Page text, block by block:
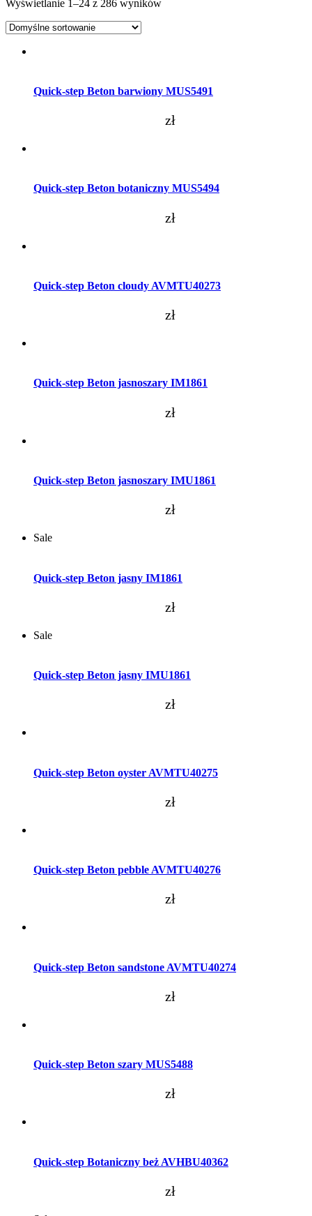
Wyświetlanie 1–24 z 286 wyników
Quick-step Beton barwiony MUS5491
zł
Quick-step Beton botaniczny MUS5494
zł
Quick-step Beton cloudy AVMTU40273
zł
Quick-step Beton jasnoszary IM1861
zł
Quick-step Beton jasnoszary IMU1861
zł
Sale
Quick-step Beton jasny IM1861
zł
Sale
Quick-step Beton jasny IMU1861
zł
Quick-step Beton oyster AVMTU40275
zł
Quick-step Beton pebble AVMTU40276
zł
Quick-step Beton sandstone AVMTU40274
zł
Quick-step Beton szary MUS5488
zł
Quick-step Botaniczny beż AVHBU40362
zł